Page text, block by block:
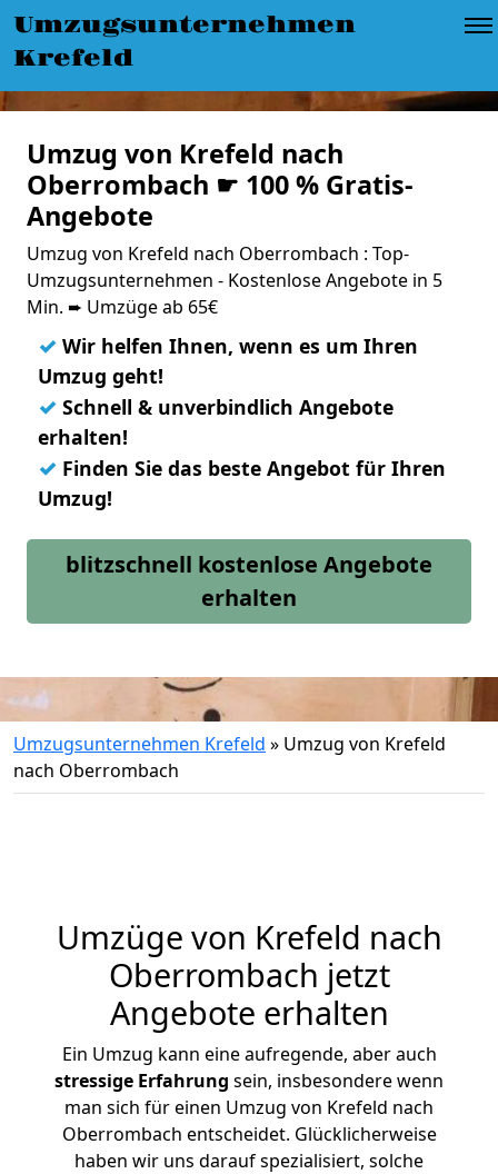
Umzugsunternehmen
Krefeld
Umzug von Krefeld nach
Oberrombach ☛ 100 % Gratis-
Angebote
Umzug von Krefeld nach Oberrombach : Top-
Umzugsunternehmen - Kostenlose Angebote in 5
Min. ➨ Umzüge ab 65€
✓ Wir helfen Ihnen, wenn es um Ihren
Umzug geht!
✓ Schnell & unverbindlich Angebote
erhalten!
✓ Finden Sie das beste Angebot für Ihren
Umzug!
blitzschnell kostenlose Angebote
erhalten
Umzugsunternehmen Krefeld » Umzug von Krefeld
nach Oberrombach
Umzüge von Krefeld nach
Oberrombach jetzt
Angebote erhalten
Ein Umzug kann eine aufregende, aber auch
stressige Erfahrung sein, insbesondere wenn
man sich für einen Umzug von Krefeld nach
Oberrombach entscheidet. Glücklicherweise
haben wir uns darauf spezialisiert, solche